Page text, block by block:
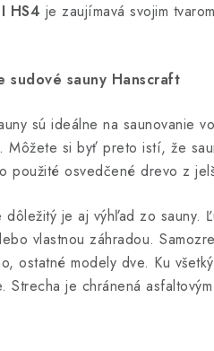
HS4 je zaujímavá svojim
sudové sauny Hanscraft
sú ideálne na saunovanie
Môžete si byť preto istí, že
použité osvedčené drevo z
dôležitý je aj výhľad zo sauny.
vlastnou záhradou.
ostatné modely dve. Ku
Strecha je chránená